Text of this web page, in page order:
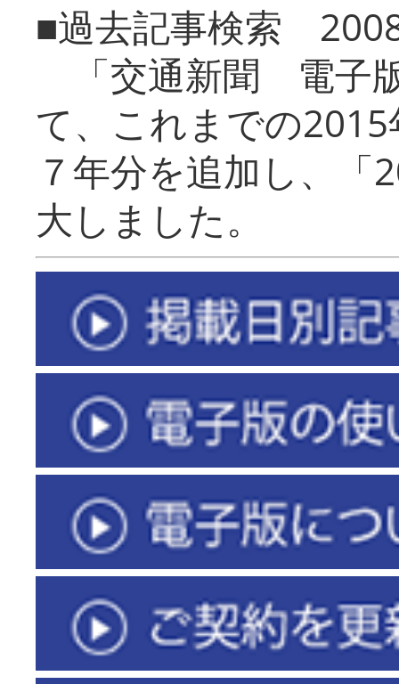
■過去記事検索
「交通新聞 電子
て、これまでの
７年分を追加し、「
大しまし